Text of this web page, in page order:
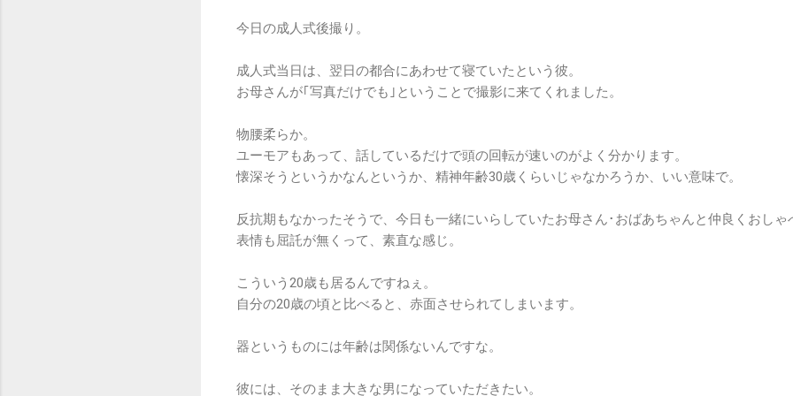
今日の成人式後撮り。
成人式当日は、翌日の都合にあわせて寝ていたという彼。
お母さんが｢写真だけでも｣ということで撮影に来てくれました。
物腰柔らか。
ユーモアもあって、話しているだけで頭の回転が速いのがよく分かります。
懐深そうというかなんというか、精神年齢30歳くらいじゃなかろうか、いい意味で。
反抗期もなかったそうで、今日も一緒にいらしていたお母さん･おばあちゃんと仲良くおしゃ
表情も屈託が無くって、素直な感じ。
こういう20歳も居るんですねぇ。
自分の20歳の頃と比べると、赤面させられてしまいます。
器というものには年齢は関係ないんですな。
彼には、そのまま大きな男になっていただきたい。